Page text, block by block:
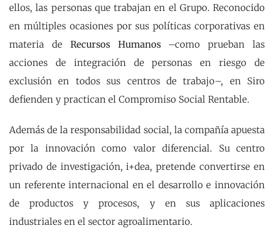
ellos, las personas que trabajan en el Grupo. Reconocido
en múltiples ocasiones por sus políticas corporativas en
materia de Recursos Humanos–como prueban las
acciones de integración de personas en riesgo de
exclusión en todos sus centros de trabajo–, en Siro
defienden y practican el Compromiso Social Rentable.
Además de la responsabilidad social, la compañía apuesta
por la innovación como valor diferencial. Su centro
privado de investigación, i+dea, pretende convertirse en
un referente internacional en el desarrollo e innovación
de productos y procesos, y en sus aplicaciones
industriales en el sector agroalimentario.